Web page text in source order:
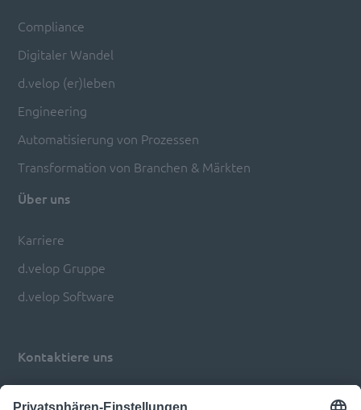
Compliance
Digitaler Wandel
d.velop (er)leben
Engineering
Automatisierung von Prozessen
Transformation von Branchen & Märkten
Über uns
Karriere
d.velop Gruppe
d.velop Software
Kontaktiere uns